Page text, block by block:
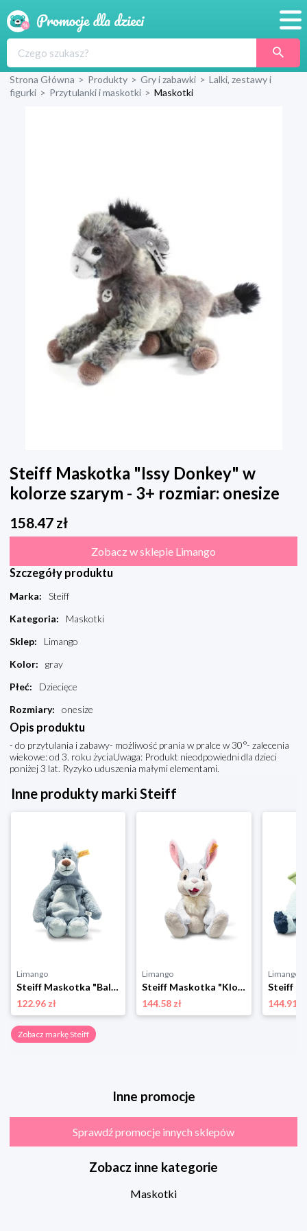
Produkty
Strona Główna > Produkty > Gry i zabawki > Lalki, zestawy i
figurki > Przytulanki i maskotki > Maskotki
Steiff Maskotka "Issy Donkey" w
kolorze szarym - 3+ rozmiar: onesize
158.47 zł
Zobacz w sklepie Limango
Szczegóły produktu
Marka:
Steiff
Kategoria:
Maskotki
Sklep:
Limango
Kolor:
gray
Płeć:
Dziecięce
Rozmiary: onesize
Opis produktu
- do przytulania i zabawy- możliwość prania w pralce w 30°- zalecenia
wiekowe: od 3. roku życiaUwaga: Produkt nieodpowiedni dla dzieci
poniżej 3 lat. Ryzyko uduszenia małymi elementami.
Inne produkty marki Steiff
Limango
Steiff Maskotka "Baloo" w kolorze błękitnym - 3+ rozmiar: onesize
122.96 zł
Limango
Steiff Maskotka "Klopfer Rabbit" w kolorze białym - 3+ rozmiar: onesize
144.58 zł
Limango
144.91 zł
Zobacz markę Steiff
Inne promocje
Sprawdź promocje innych sklepów
Zobacz inne kategorie
Maskotki